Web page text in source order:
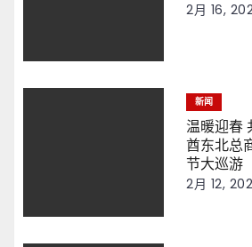
2月 16,
新闻
温暖迎春
酋东北总
节大巡游
2月 12,